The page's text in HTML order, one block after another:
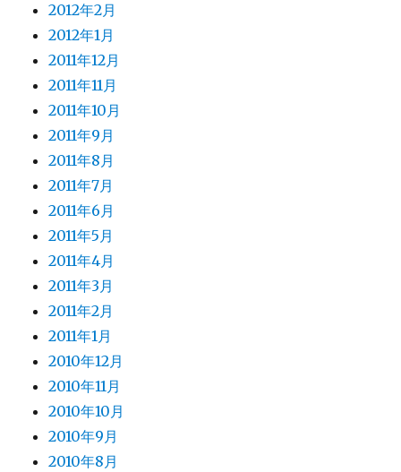
2012年2月
2012年1月
2011年12月
2011年11月
2011年10月
2011年9月
2011年8月
2011年7月
2011年6月
2011年5月
2011年4月
2011年3月
2011年2月
2011年1月
2010年12月
2010年11月
2010年10月
2010年9月
2010年8月